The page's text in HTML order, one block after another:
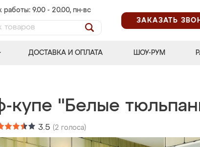
работы: 9.00 - 20.00, пн-вс
ЗАКАЗАТЬ
ДОСТАВКА И ОПЛАТА ШОУ-РУМ
купе "Белые
3.5 (2 голоса)